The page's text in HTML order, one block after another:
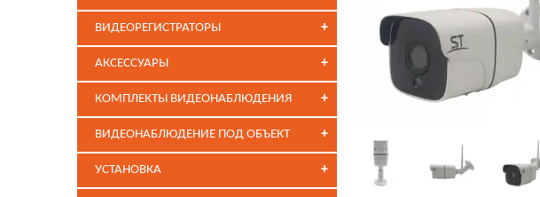
+
ВИДЕОРЕГИСТРАТОРЫ
+
АКСЕССУАРЫ
+
КОМПЛЕКТЫ ВИДЕОНАБЛЮДЕНИЯ
+
ВИДЕОНАБЛЮДЕНИЕ ПОД ОБЪЕКТ
+
УСТАНОВКА